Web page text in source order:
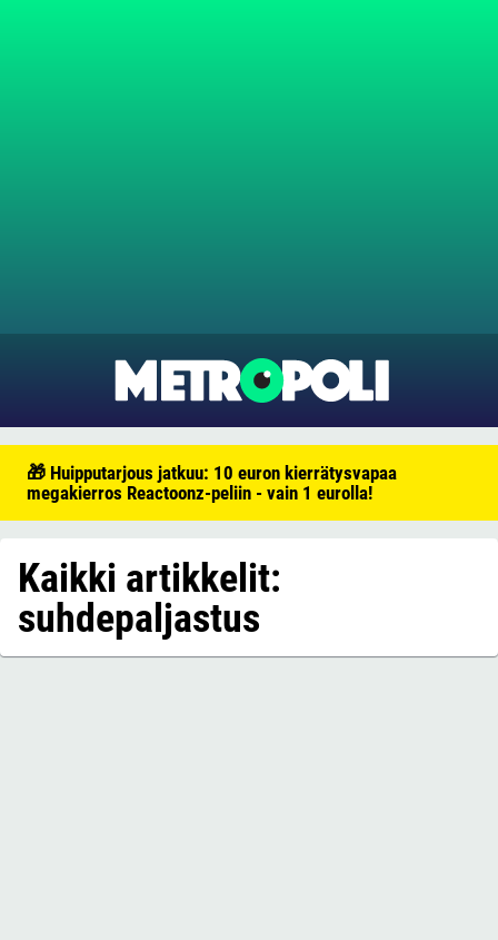
🎁 Huipputarjous jatkuu: 10 euron kierrätysvapaa
megakierros Reactoonz-peliin - vain 1 eurolla!
Kaikki artikkelit:
suhdepaljastus